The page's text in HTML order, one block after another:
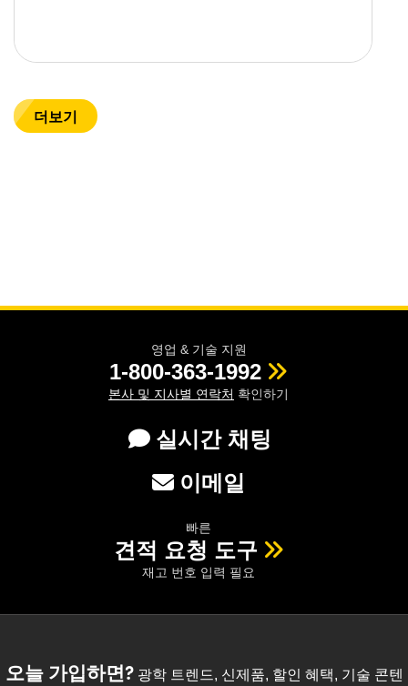
더보기
영업 & 기술 지원
1-800-363-1992
본사 및 지사별 연락처 확인하기
실시간 채팅
이메일
빠른
견적 요청 도구
재고 번호 입력 필요
오늘 가입하면?광학 트렌드, 신제품, 할인 혜택, 기술 콘텐